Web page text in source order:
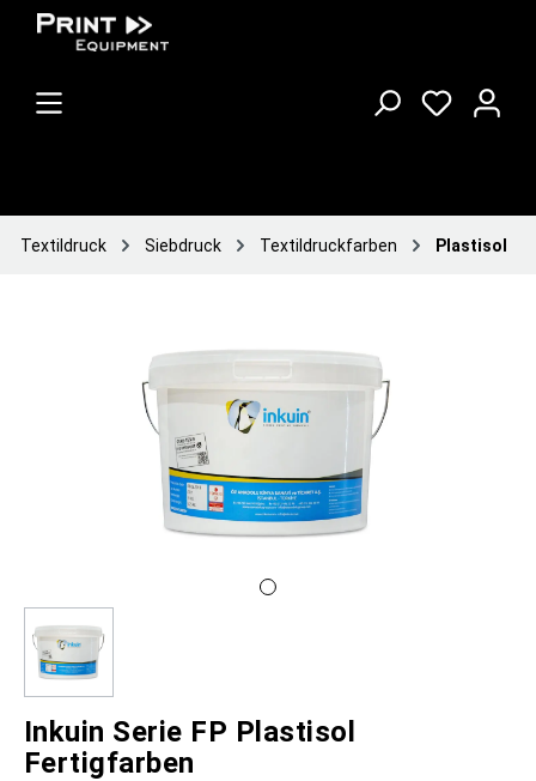
Textildruck Siebdruck Textildruckfarben Plastisol
Inkuin Serie FP Plastisol
Fertigfarben